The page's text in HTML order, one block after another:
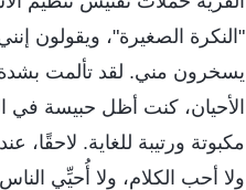
"النكرة الصغيرة"، ويقولون
يسخرون مني. لقد تألمت
الأحيان، كنت أظل حبيسة في
مكبوتة ورتيبة للغاية. لاحقًا،
ولا أحب الكلام، ولا أُحيِّي